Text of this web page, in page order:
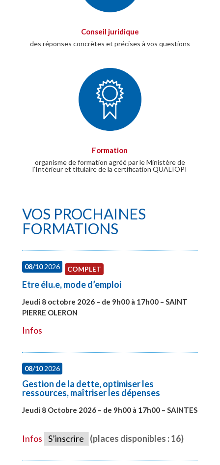
Conseil juridique
des réponses concrètes et précises à vos questions
Formation
organisme de formation agréé par le Ministère de
l’Intérieur et titulaire de la certification QUALIOPI
VOS PROCHAINES
FORMATIONS
08/102026 COMPLET
Etre élu.e, mode d’emploi
Jeudi 8 octobre 2026 – de 9h00 à 17h00 – SAINT
PIERRE OLERON
Infos
08/102026
Gestion de la dette, optimiser les
ressources, maîtriser les dépenses
Jeudi 8 Octobre 2026 – de 9h00 à 17h00 – SAINTES
Infos S’inscrire (places disponibles : 16)